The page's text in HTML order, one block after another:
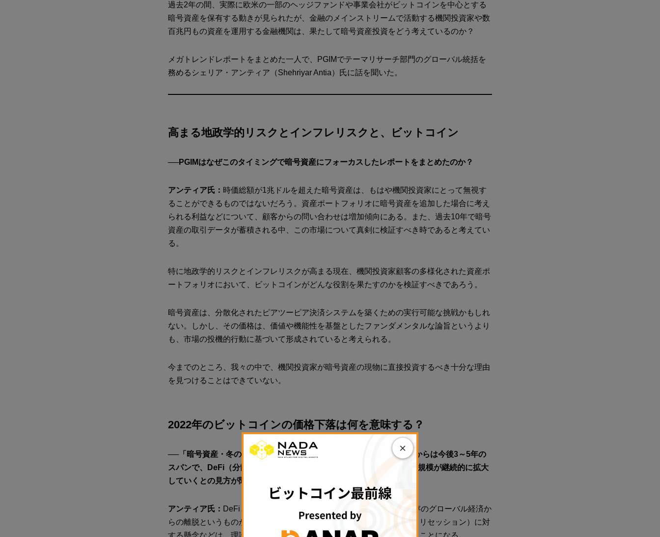
過去2年の間、実際に欧米の一部のヘッジファンドや事業会社がビットコインを中心とする
暗号資産を保有する動きが見られたが、金融のメインストリームで活動する機関投資家や数
百兆円もの資産を運用する金融機関は、果たして暗号資産投資をどう考えているのか？
メガトレンドレポートをまとめた一人で、PGIMでテーマリサーチ部門のグローバル統括を
務めるシェリア・アンティア（Shehriyar Antia）氏に話を聞いた。
高まる地政学的リスクとインフレリスクと、ビットコイン
──PGIMはなぜこのタイミングで暗号資産にフォーカスしたレポートをまとめたのか？
アンティア氏： 時価総額が1兆ドルを超えた暗号資産は、もはや機関投資家にとって無視す
ることができるものではないだろう。資産ポートフォリオに暗号資産を追加した場合に考え
られる利益などについて、顧客からの問い合わせは増加傾向にある。また、過去10年で暗号
資産の取引データが蓄積される中、この市場について真剣に検証すべき時であると考えてい
る。
特に地政学的リスクとインフレリスクが高まる現在、機関投資家顧客の多様化された資産ポ
ートフォリオにおいて、ビットコインがどんな役割を果たすのかを検証すべきであろう。
暗号資産は、分散化されたピアツーピア決済システムを築くための実行可能な挑戦かもしれ
ない。しかし、その価格は、価値や機能性を基盤としたファンダメンタルな論旨というより
も、市場の投機的行動に基づいて形成されていると考えられる。
今までのところ、我々の中で、機関投資家が暗号資産の現物に直接投資するべき十分な理由
を見つけることはできていない。
2022年のビットコインの価格下落は何を意味する？
──「暗号資産・冬の時代」と呼ばれる相場環境が続いているが、市場からは今後3～5年の
スパンで、DeFi（分散型金融）とNFT、GameFiなどの分野においては規模が継続的に拡大
していくとの見方が聞こえる。
アンティア氏： DeFiと暗号資産がもたらす恩恵の中に、中央銀行や既存のグローバル経済か
らの離脱というものがあると言われている。インフレ圧力や景気後退（リセッション）に対
する懸念などは、理論上、暗号資産価格に極めて限定的な影響を与えることになる。
×